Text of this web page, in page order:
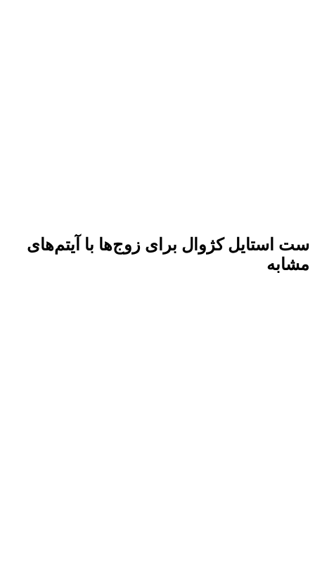
ست استایل کژوال برای زوج‌ها با آیتم‌های
مشابه